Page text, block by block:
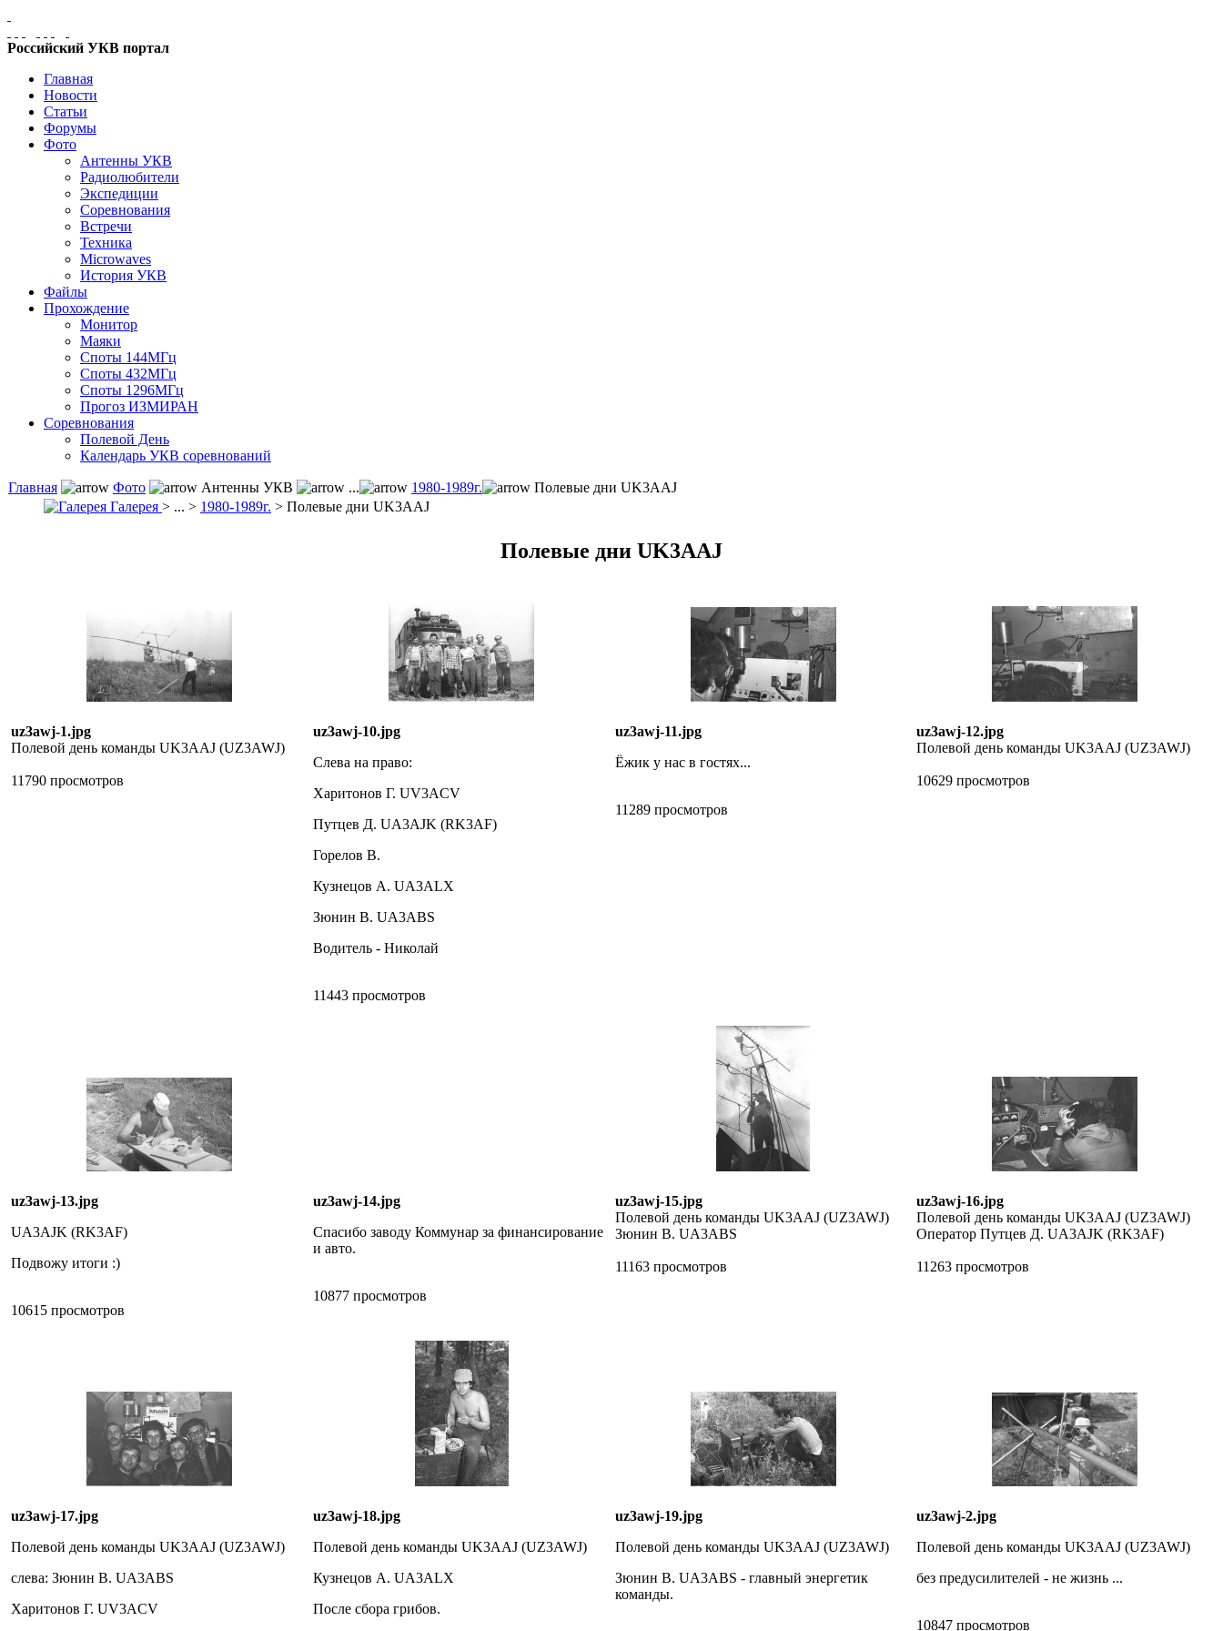
Российский УКВ портал
Главная
Новости
Статьи
Форумы
Фото
Антенны УКВ
Радиолюбители
Экспедиции
Соревнования
Встречи
Техника
Microwaves
История УКВ
Файлы
Прохождение
Монитор
Маяки
Споты 144МГц
Споты 432МГц
Споты 1296МГц
Прогоз ИЗМИРАН
Соревнования
Полевой День
Календарь УКВ соревнований
Главная Фото Антенны УКВ ... 1980-1989г.
Полевые дни UK3AAJ
Галерея > ... > 1980-1989г. > Полевые дни UK3AAJ
Полевые дни UK3AAJ
uz3awj-1.jpg
Полевой день команды UK3AAJ (UZ3AWJ)
11790 просмотров
uz3awj-10.jpg
Слева на право:
Харитонов Г. UV3ACV
Путцев Д. UA3AJK (RK3AF)
Горелов В.
Кузнецов А. UA3ALX
Зюнин В. UA3ABS
Водитель - Николай
11443 просмотров
uz3awj-11.jpg
Ёжик у нас в гостях...
11289 просмотров
uz3awj-12.jpg
Полевой день команды UK3AAJ (UZ3AWJ)
10629 просмотров
uz3awj-13.jpg
UA3AJK (RK3AF)
Подвожу итоги :)
10615 просмотров
uz3awj-14.jpg
Спасибо заводу Коммунар за финансирование
и авто.
10877 просмотров
uz3awj-15.jpg
Полевой день команды UK3AAJ (UZ3AWJ)
Зюнин В. UA3ABS
11163 просмотров
uz3awj-16.jpg
Полевой день команды UK3AAJ (UZ3AWJ)
Оператор Путцев Д. UA3AJK (RK3AF)
11263 просмотров
uz3awj-17.jpg
Полевой день команды UK3AAJ (UZ3AWJ)
слева: Зюнин В. UA3ABS
Харитонов Г. UV3ACV
uz3awj-18.jpg
Полевой день команды UK3AAJ (UZ3AWJ)
Кузнецов А. UA3ALX
После сбора грибов.
uz3awj-19.jpg
Полевой день команды UK3AAJ (UZ3AWJ)
Зюнин В. UA3ABS - главный энергетик
команды.
uz3awj-2.jpg
Полевой день команды UK3AAJ (UZ3AWJ)
без предусилителей - не жизнь ...
10847 просмотров